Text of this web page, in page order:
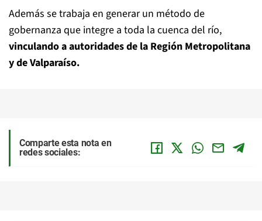
Además se trabaja en generar un método de
gobernanza que integre a toda la cuenca del río,
vinculando a autoridades de la Región Metropolitana
y de Valparaíso.
Comparte esta nota en
redes sociales: